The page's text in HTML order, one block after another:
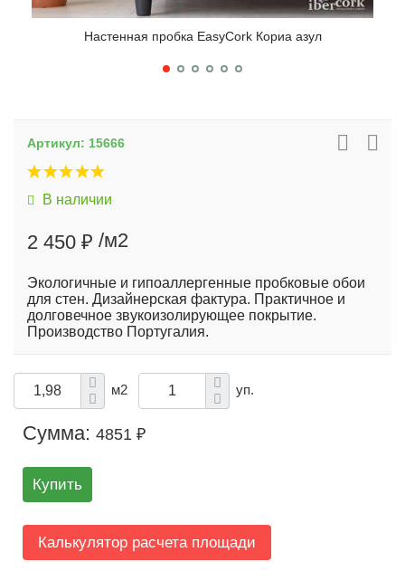
Настенная пробка EasyCork Кориа азул
Артикул: 15666
В наличии
2 450 ₽ /м2
Экологичные и гипоаллергенные пробковые обои
для стен. Дизайнерская фактура. Практичное и
долговечное звукоизолирующее покрытие.
Производство Португалия.
м2 уп.
Сумма: 4851 ₽
Купить
Калькулятор расчета площади